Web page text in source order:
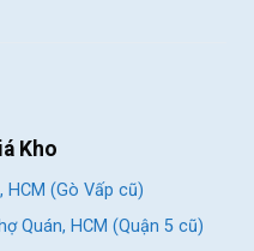
Kho
HCM (Gò Vấp cũ)
Quán, HCM (Quận 5 cũ)